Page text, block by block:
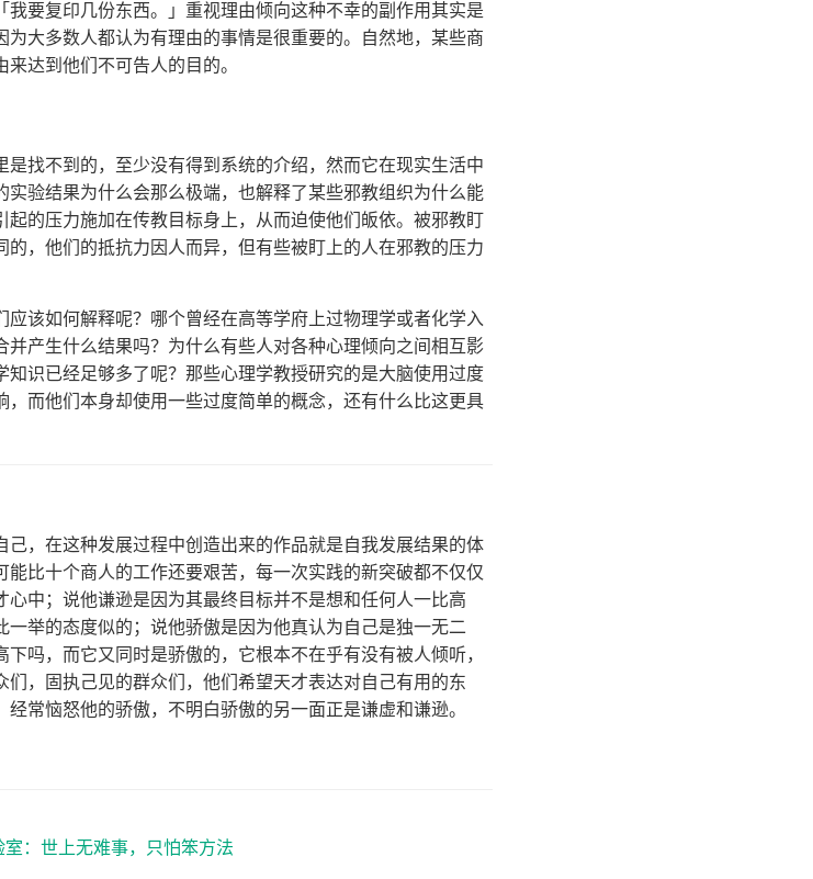
要复印几份东西。」重视理由倾向这种不幸的副作用其实是
大多数人都认为有理由的事情是很重要的。自然地，某些商
达到他们不可告人的目的。
找不到的，至少没有得到系统的介绍，然而它在现实生活中
验结果为什么会那么极端，也解释了某些邪教组织为什么能
的压力施加在传教目标身上，从而迫使他们皈依。被邪教盯
的，他们的抵抗力因人而异，但有些被盯上的人在邪教的压力
该如何解释呢？哪个曾经在高等学府上过物理学或者化学入
产生什么结果吗？为什么有些人对各种心理倾向之间相互影
识已经足够多了呢？那些心理学教授研究的是大脑使用过度
而他们本身却使用一些过度简单的概念，还有什么比这更具
，在这种发展过程中创造出来的作品就是自我发展结果的体
比十个商人的工作还要艰苦，每一次实践的新突破都不仅仅
中；说他谦逊是因为其最终目标并不是想和任何人一比高
举的态度似的；说他骄傲是因为他真认为自己是独一无二
吗，而它又同时是骄傲的，它根本不在乎有没有被人倾听，
，固执己见的群众们，他们希望天才表达对自己有用的东
常恼怒他的骄傲，不明白骄傲的另一面正是谦虚和谦逊。
室：世上无难事，只怕笨方法